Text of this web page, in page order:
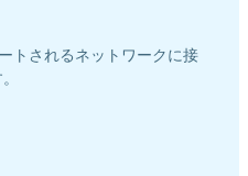
トされるネットワークに接